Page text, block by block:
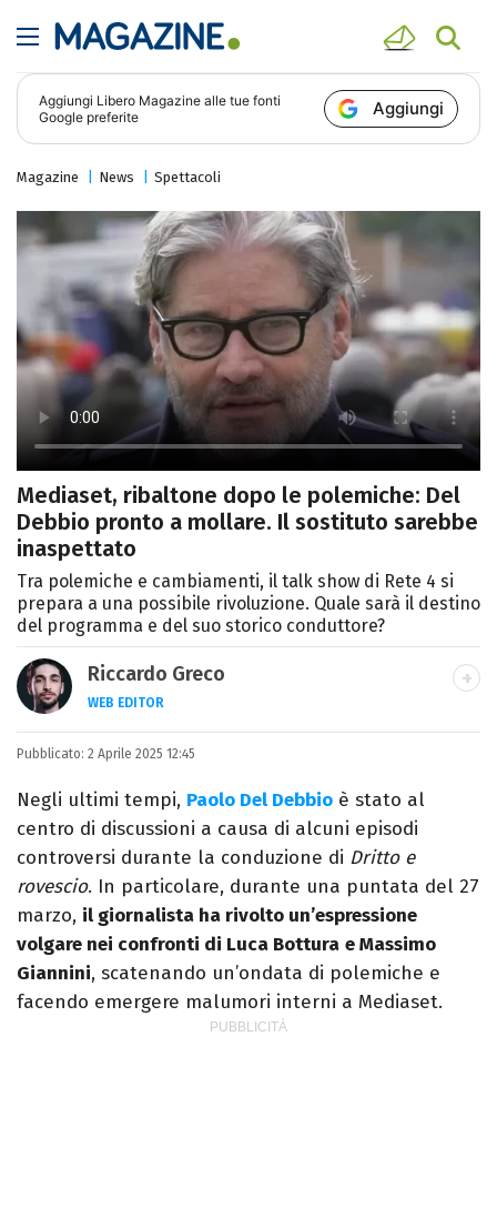
Aggiungi Libero Magazine alle tue fonti
Google preferite
Aggiungi
Magazine News Spettacoli
Mediaset, ribaltone dopo le polemiche: Del
Debbio pronto a mollare. Il sostituto sarebbe
inaspettato
Tra polemiche e cambiamenti, il talk show di Rete 4 si
prepara a una possibile rivoluzione. Quale sarà il destino
del programma e del suo storico conduttore?
Riccardo Greco
WEB EDITOR
LINKEDIN
Si avvicina all'editoria studiando all'IED
come Fashion Editor. Si specializza poi in
Comunicazione digitale, Giornalismo e
Nuovi media presso La Sapienza,
collaborando con alcune testate ed uffici
stampa.
Pubblicato: 2 Aprile 2025 12:45
Negli ultimi tempi, Paolo Del Debbio è stato al
centro di discussioni a causa di alcuni episodi
controversi durante la conduzione di Dritto e
rovescio. In particolare, durante una puntata del 27
marzo, il giornalista ha rivolto un’espressione
volgare nei confronti di Luca Bottura e Massimo
Giannini, scatenando un’ondata di polemiche e
facendo emergere malumori interni a Mediaset.